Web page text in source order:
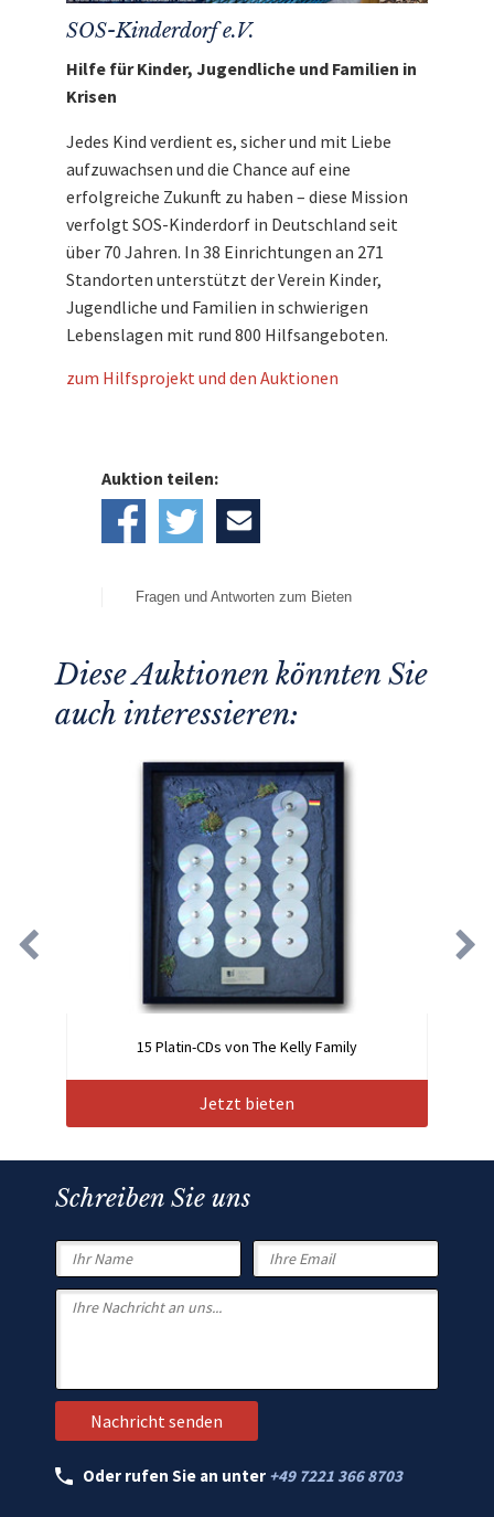
SOS-Kinderdorf e.V.
Hilfe für Kinder, Jugendliche und Familien in
Krisen
Jedes Kind verdient es, sicher und mit Liebe
aufzuwachsen und die Chance auf eine
erfolgreiche Zukunft zu haben – diese Mission
verfolgt SOS-Kinderdorf in Deutschland seit
über 70 Jahren. In 38 Einrichtungen an 271
Standorten unterstützt der Verein Kinder,
Jugendliche und Familien in schwierigen
Lebenslagen mit rund 800 Hilfsangeboten.
zum Hilfsprojekt und den Auktionen
Auktion teilen:
Fragen und Antworten zum Bieten
Diese Auktionen könnten Sie
auch interessieren:
15 Platin-CDs von The Kelly Family
Jetzt bieten
Schreiben Sie uns
Oder rufen Sie an unter +49 7221 366 8703